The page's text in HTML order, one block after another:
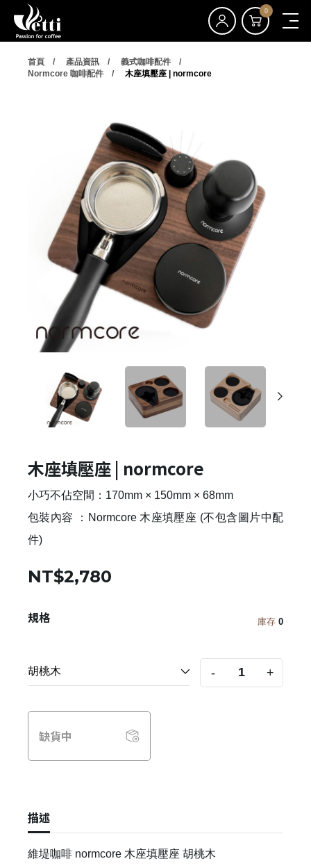
0
首頁 產品資訊
義式咖啡配件
Normcore 咖啡配件
木座填壓座 | normcore
木座填壓座 | normcore
小巧不佔空間：170mm × 150mm × 68mm
包裝內容 ：Normcore 木座填壓座 (不包含圖片中配
件)
NT$2,780
規格 庫存 0
- +
缺貨中
描述
維堤咖啡 normcore 木座填壓座 胡桃木